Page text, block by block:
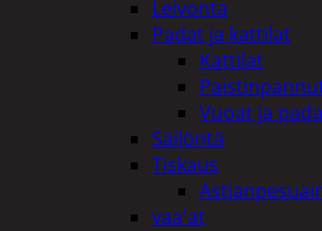
Leivonta
Padat ja kattilat
Kattilat
Vuoat ja
Säilöntä
Tiskaus
vaa'at